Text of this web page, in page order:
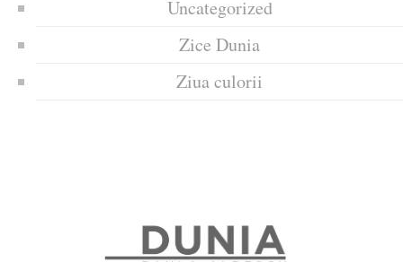
Uncategorized
Zice Dunia
Ziua culorii